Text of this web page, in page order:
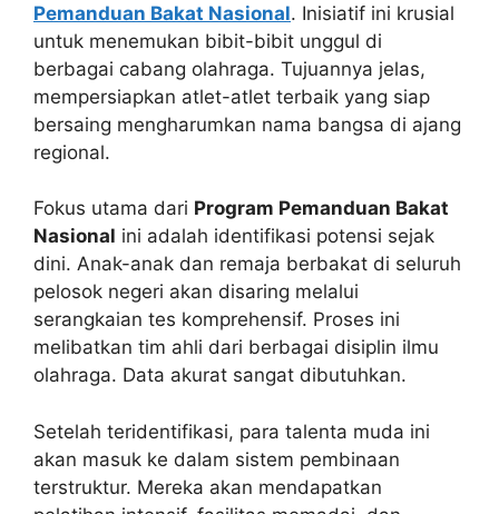
Pemanduan Bakat Nasional. Inisiatif ini krusial
untuk menemukan bibit-bibit unggul di
berbagai cabang olahraga. Tujuannya jelas,
mempersiapkan atlet-atlet terbaik yang siap
bersaing mengharumkan nama bangsa di ajang
regional.
Fokus utama dari Program Pemanduan Bakat
Nasional ini adalah identifikasi potensi sejak
dini. Anak-anak dan remaja berbakat di seluruh
pelosok negeri akan disaring melalui
serangkaian tes komprehensif. Proses ini
melibatkan tim ahli dari berbagai disiplin ilmu
olahraga. Data akurat sangat dibutuhkan.
Setelah teridentifikasi, para talenta muda ini
akan masuk ke dalam sistem pembinaan
terstruktur. Mereka akan mendapatkan